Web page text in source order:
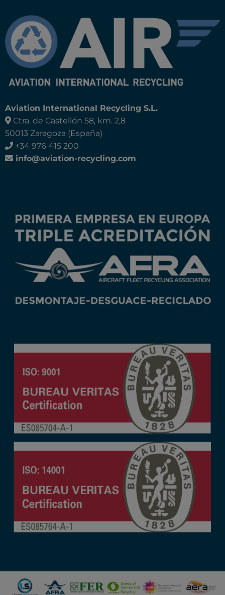
Aviation International Recycling S.L.
Ctra. de Castellón 58, km. 2,8
50013 Zaragoza (España)
+34 976 415 200
info@aviation-recycling.com